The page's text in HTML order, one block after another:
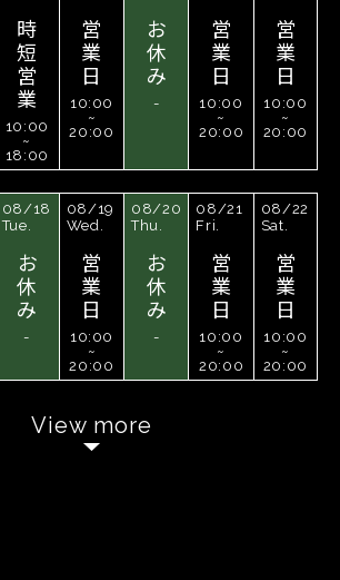
時
短
営
業
10:00
~
18:00
営
業
日
10:00
~
20:00
お
休
み
-
営
業
日
10:00
~
20:00
営
業
日
10:00
~
20:00
08/18
Tue.
お
休
み
-
08/19
Wed.
営
業
日
10:00
~
20:00
08/20
Thu.
お
休
み
-
08/21
Fri.
営
業
日
10:00
~
20:00
08/22
Sat.
営
業
日
10:00
~
20:00
View more